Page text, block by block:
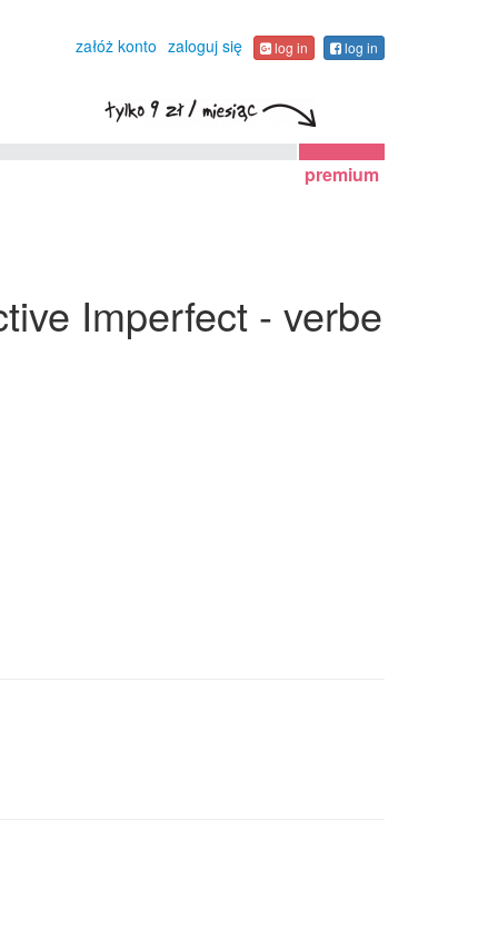
załóż konto zaloguj się log in log in
premium
Imperfect - verbe